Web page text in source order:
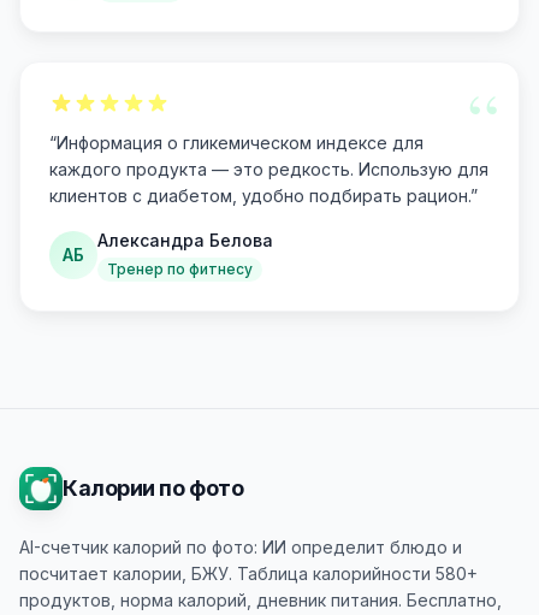
“
“Информация о гликемическом индексе для
каждого продукта — это редкость. Использую для
клиентов с диабетом, удобно подбирать рацион.”
АБ
Александра Белова
Тренер по фитнесу
Калории по фото
AI-счетчик калорий по фото: ИИ определит блюдо и
посчитает калории, БЖУ. Таблица калорийности 580+
продуктов, норма калорий, дневник питания. Бесплатно,